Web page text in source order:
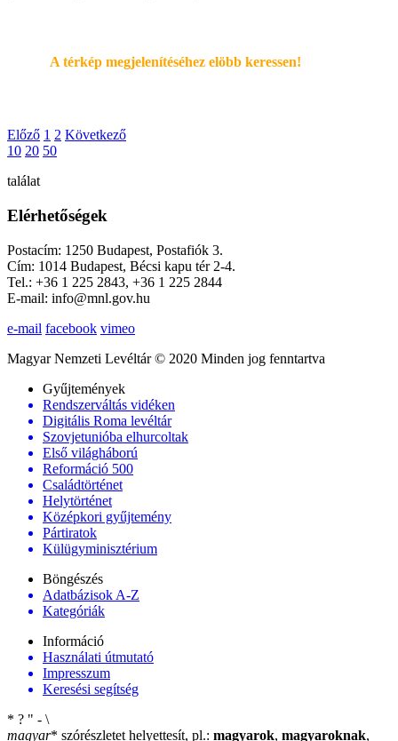
A térkép megjelenítéséhez elöbb keressen!
Előző 1 2 Következő
10 20 50
találat
Elérhetőségek
Postacím: 1250 Budapest, Postafiók 3.
Cím: 1014 Budapest, Bécsi kapu tér 2-4.
Tel.: +36 1 225 2843, +36 1 225 2844
E-mail: info@mnl.gov.hu
e-mail facebook vimeo
Magyar Nemzeti Levéltár © 2020 Minden jog fenntartva
Gyűjtemények
Rendszerváltás vidéken
Digitális Roma levéltár
Szovjetunióba elhurcoltak
Első világháború
Reformáció 500
Családtörténet
Helytörténet
Középkori gyűjtemény
Pártiratok
Külügyminisztérium
Böngészés
Adatbázisok A-Z
Kategóriák
Információ
Használati útmutató
Impresszum
Keresési segítség
* ? " - \
magyar* szórészletet helyettesít, pl.: magyarok, magyaroknak,